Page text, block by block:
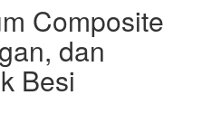
Composite
dan
Besi